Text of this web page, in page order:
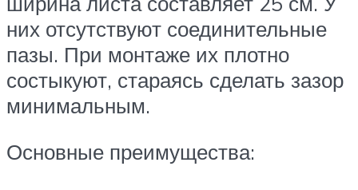
них отсутствуют соединительные
пазы. При монтаже их плотно
состыкуют, стараясь сделать зазор
минимальным.
Основные преимущества: